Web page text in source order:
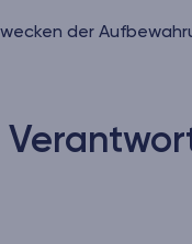
der